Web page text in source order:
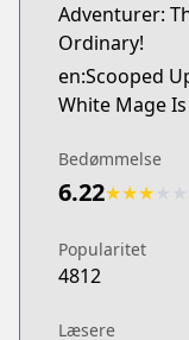
Adventurer:
Ordinary!
en:Scooped
White Mage
Bedømmelse
6.22★★★
Popularitet
4812
Læsere